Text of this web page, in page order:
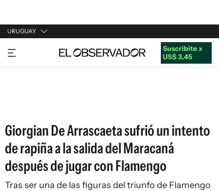
URUGUAY
URUGUAY
ARGENTINA
Suscribite x
US$ 3,45
Giorgian De Arrascaeta sufrió un intento
de rapiña a la salida del Maracaná
después de jugar con Flamengo
Tras ser una de las figuras del triunfo de Flamengo